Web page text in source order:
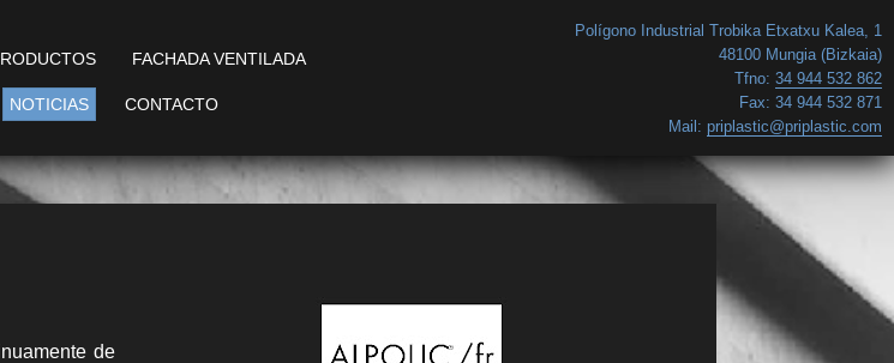
FACHADA VENTILADA
NOTICIAS CONTACTO
Polígono Industrial Trobika Etxatxu Kalea, 1
48100 Mungia (Bizkaia)
Tfno: 34 944 532 862
Fax: 34 944 532 871
Mail: priplastic@priplastic.com
de